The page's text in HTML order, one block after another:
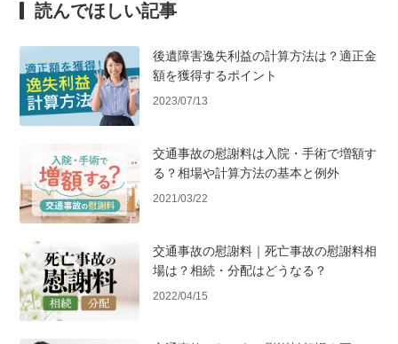
読んでほしい記事
後遺障害逸失利益の計算方法は？適正金
額を獲得するポイント
2023/07/13
交通事故の慰謝料は入院・手術で増額す
る？相場や計算方法の基本と例外
2021/03/22
交通事故の慰謝料｜死亡事故の慰謝料相
場は？相続・分配はどうなる？
2022/04/15